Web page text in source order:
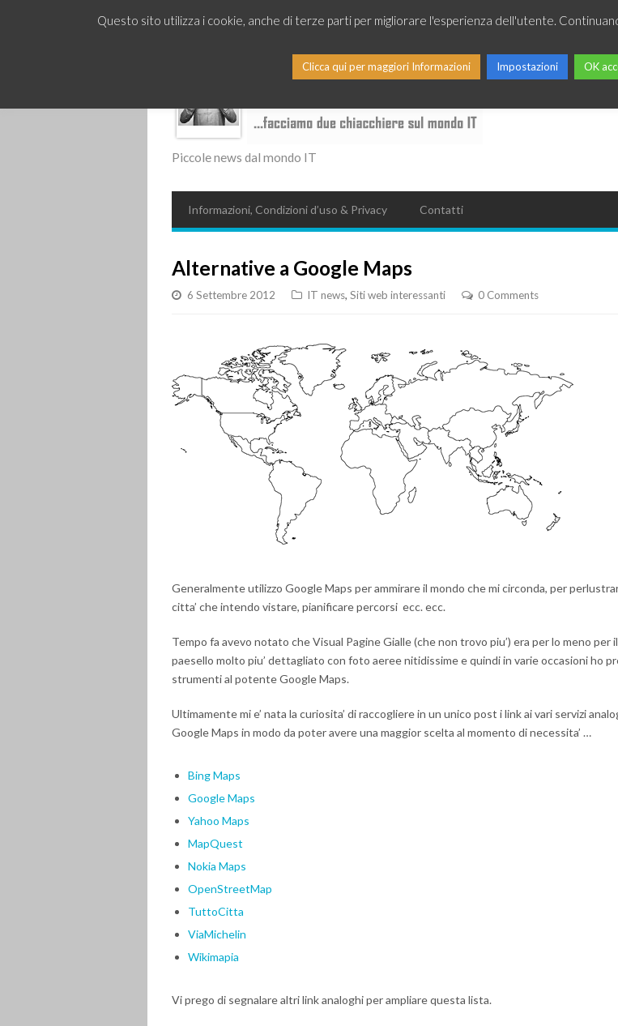
Piccole news dal mondo IT
Informazioni, Condizioni d’uso & Privacy Contatti
Alternative a Google Maps
6 Settembre 2012 IT news, Siti web interessanti 0 Comments
Generalmente utilizzo Google Maps per ammirare il mondo che mi circonda, per
citta’ che intendo vistare, pianificare percorsi ecc. ecc.
Tempo fa avevo notato che Visual Pagine Gialle (che non trovo piu’) era per lo meno per
paesello molto piu’ dettagliato con foto aeree nitidissime e quindi in varie occasioni ho
strumenti al potente Google Maps.
Ultimamente mi e’ nata la curiosita’ di raccogliere in un unico post i link ai vari servizi
Google Maps in modo da poter avere una maggior scelta al momento di necessita’ …
Bing Maps
Google Maps
Yahoo Maps
MapQuest
Nokia Maps
OpenStreetMap
TuttoCitta
ViaMichelin
Wikimapia
Vi prego di segnalare altri link analoghi per ampliare questa lista.
Questo sito utilizza i cookie, anche di terze parti per migliorare l'esperienza dell'utente.
Clicca qui per maggiori Informazioni Impostazioni OK